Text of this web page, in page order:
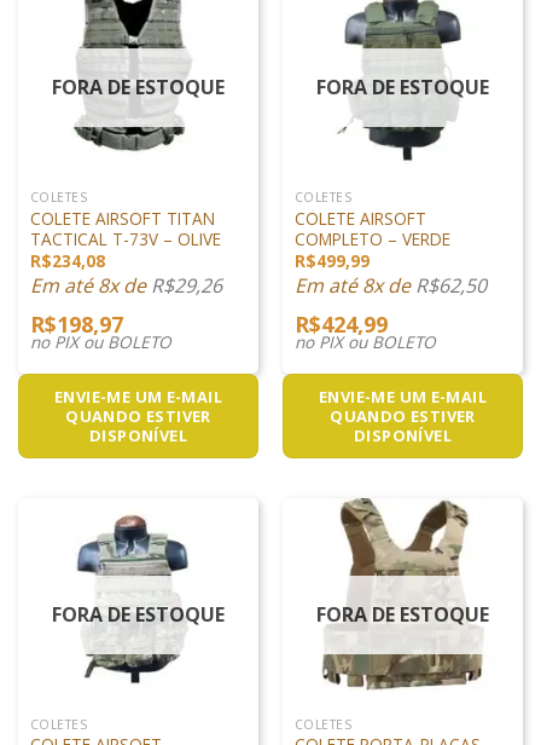
FORA DE ESTOQUE
COLETES
COLETE AIRSOFT TITAN
TACTICAL T-73V – OLIVE
R$234,08
Em até 8x deR$29,26
R$198,97
no PIX ou BOLETO
ENVIE-ME UM E-MAIL
QUANDO ESTIVER
DISPONÍVEL
FORA DE ESTOQUE
COLETES
COLETE AIRSOFT
COMPLETO – VERDE
R$499,99
Em até 8x deR$62,50
R$424,99
no PIX ou BOLETO
ENVIE-ME UM E-MAIL
QUANDO ESTIVER
DISPONÍVEL
FORA DE ESTOQUE
COLETES
FORA DE ESTOQUE
COLETES